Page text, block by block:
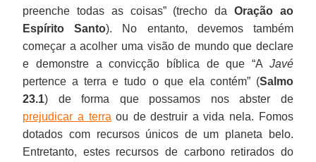
preenche todas as coisas” (trecho da Oração ao
Espírito Santo). No entanto, devemos também
começar a acolher uma visão de mundo que declare
e demonstre a convicção bíblica de que “A Javé
pertence a terra e tudo o que ela contém” (Salmo
23.1) de forma que possamos nos abster de
prejudicar a terra ou de destruir a vida nela. Fomos
dotados com recursos únicos de um planeta belo.
Entretanto, estes recursos de carbono retirados do